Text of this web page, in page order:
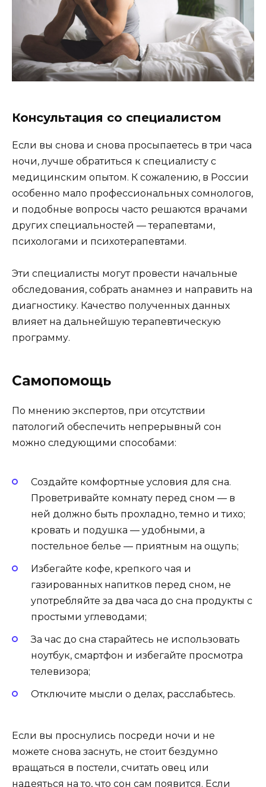
Консультация со специалистом
Если вы снова и снова просыпаетесь в три часа
ночи, лучше обратиться к специалисту с
медицинским опытом. К сожалению, в России
особенно мало профессиональных сомнологов,
и подобные вопросы часто решаются врачами
других специальностей — терапевтами,
психологами и психотерапевтами.
Эти специалисты могут провести начальные
обследования, собрать анамнез и направить на
диагностику. Качество полученных данных
влияет на дальнейшую терапевтическую
программу.
Самопомощь
По мнению экспертов, при отсутствии
патологий обеспечить непрерывный сон
можно следующими способами:
Создайте комфортные условия для сна.
Проветривайте комнату перед сном — в
ней должно быть прохладно, темно и тихо;
кровать и подушка — удобными, а
постельное белье — приятным на ощупь;
Избегайте кофе, крепкого чая и
газированных напитков перед сном, не
употребляйте за два часа до сна продукты с
простыми углеводами;
За час до сна старайтесь не использовать
ноутбук, смартфон и избегайте просмотра
телевизора;
Отключите мысли о делах, расслабьтесь.
Если вы проснулись посреди ночи и не
можете снова заснуть, не стоит бездумно
вращаться в постели, считать овец или
надеяться на то, что сон сам появится. Если